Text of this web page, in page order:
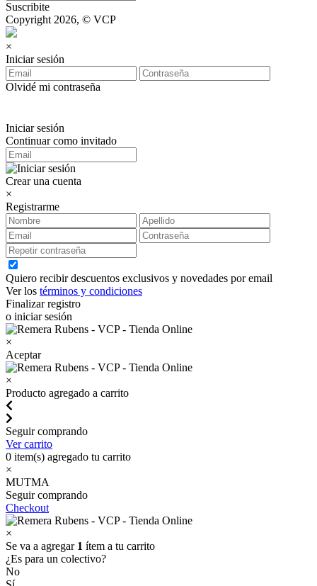
Suscribite
Copyright 2026, © VCP
×
Iniciar sesión
Olvidé mi contraseña
Iniciar sesión
Continuar como invitado
Crear una cuenta
×
Registrarme
Quiero recibir descuentos exclusivos y novedades por email
Ver los términos y condiciones
Finalizar registro
o iniciar sesión
×
Aceptar
×
Producto agregado a carrito
Seguir comprando
Ver carrito
0 item(s) agregado tu carrito
×
MUTMA
Seguir comprando
Checkout
×
Se va a agregar 1 ítem a tu carrito
¿Es para un colectivo?
No